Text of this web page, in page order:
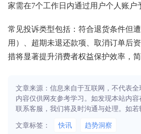
家需在7个工作日内通过用户个人账户
常见投诉类型包括：符合退货条件但
用）、超期未退还款项、取消订单后
措将显著提升消费者权益保护效率，简
文章来源：信息来自于互联网，不代表全
内容仅供网友参考学习。如发现本站内
联系客服，我们将及时沟通与处理。如若
文章标签： 快讯 趋势洞察